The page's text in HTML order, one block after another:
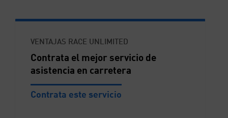
VENTAJAS RACE UNLIMITED
Contrata el mejor servicio de
asistencia en carretera
Contrata este servicio